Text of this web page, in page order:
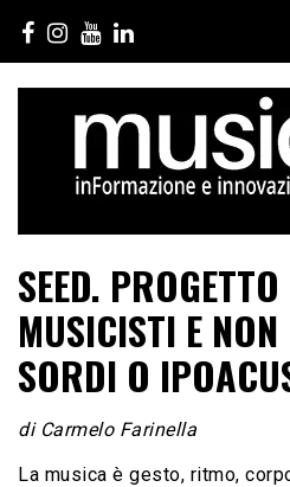
contenuto
SEED.
MUSICISTI E
SORDI O
di Carmelo Farinella
La musica è gesto, ritmo,